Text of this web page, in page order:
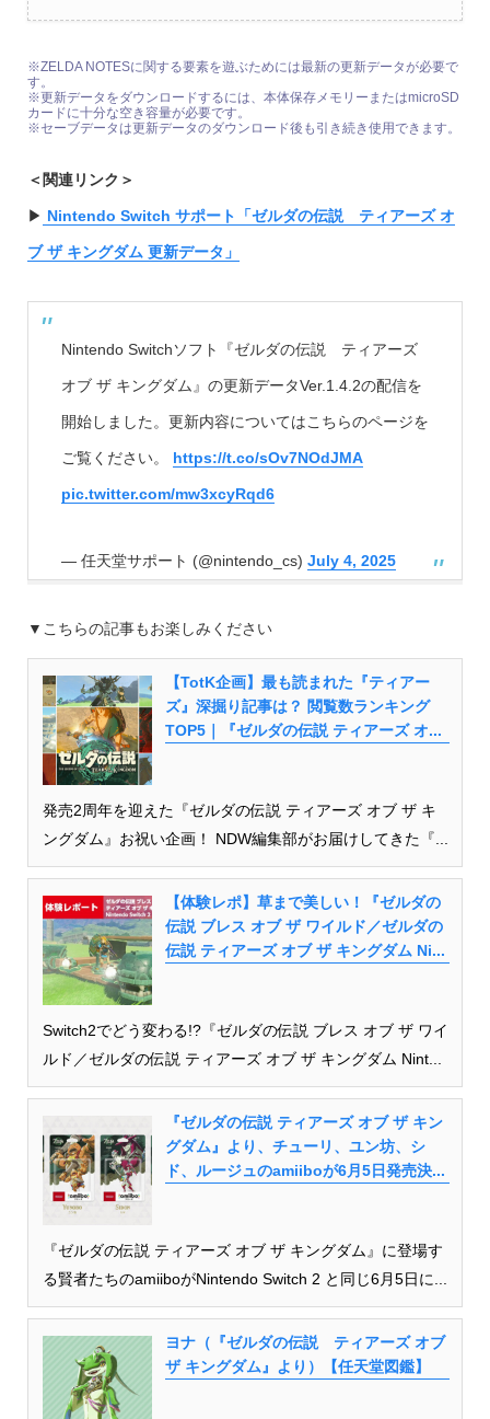
※ZELDA NOTESに関する要素を遊ぶためには最新の更新データが必要で
す。
※更新データをダウンロードするには、本体保存メモリーまたはmicroSD
カードに十分な空き容量が必要です。
※セーブデータは更新データのダウンロード後も引き続き使用できます。
＜関連リンク＞
▶︎ Nintendo Switch サポート「ゼルダの伝説 ティアーズ オ
ブ ザ キングダム 更新データ」
Nintendo Switchソフト『ゼルダの伝説 ティアーズ
オブ ザ キングダム』の更新データVer.1.4.2の配信を
開始しました。更新内容についてはこちらのページを
ご覧ください。 https://t.co/sOv7NOdJMA
pic.twitter.com/mw3xcyRqd6
— 任天堂サポート (@nintendo_cs) July 4, 2025
▼こちらの記事もお楽しみください
【TotK企画】最も読まれた『ティアー
ズ』深掘り記事は？ 閲覧数ランキング
TOP5｜『ゼルダの伝説 ティアーズ オ...
発売2周年を迎えた『ゼルダの伝説 ティアーズ オブ ザ キ
ングダム』お祝い企画！ NDW編集部がお届けしてきた『...
【体験レポ】草まで美しい！『ゼルダの
伝説 ブレス オブ ザ ワイルド／ゼルダの
伝説 ティアーズ オブ ザ キングダム Ni...
Switch2でどう変わる!?『ゼルダの伝説 ブレス オブ ザ ワイ
ルド／ゼルダの伝説 ティアーズ オブ ザ キングダム Nint...
『ゼルダの伝説 ティアーズ オブ ザ キン
グダム』より、チューリ、ユン坊、シ
ド、ルージュのamiiboが6月5日発売決...
『ゼルダの伝説 ティアーズ オブ ザ キングダム』に登場す
る賢者たちのamiiboがNintendo Switch 2 と同じ6月5日に...
ヨナ（『ゼルダの伝説 ティアーズ オブ
ザ キングダム』より）【任天堂図鑑】